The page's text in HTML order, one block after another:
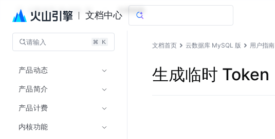
文档中心
云数据库 MySQL 版 文档指南
请输入
产品动态
产品简介
产品计费
内核功能
文档首页 云数据库 MySQL 版 用户指南
生成临时 Token